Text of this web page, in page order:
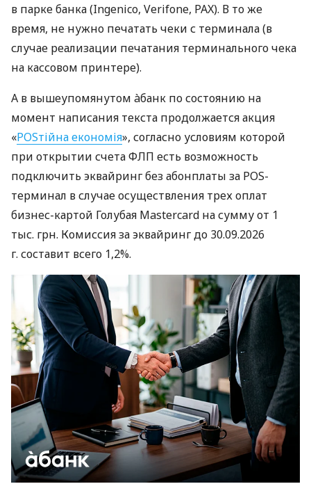
в парке банка (Ingenico, Verifone, PAX). В то же
время, не нужно печатать чеки с терминала (в
случае реализации печатания терминального чека
на кассовом принтере).
А в вышеупомянутом àбанк по состоянию на
момент написания текста продолжается акция
«POSтійна економія», согласно условиям которой
при открытии счета ФЛП есть возможность
подключить эквайринг без абонплаты за POS-
терминал в случае осуществления трех оплат
бизнес-картой Голубая Mastercard на сумму от 1
тыс. грн. Комиссия за эквайринг до 30.09.2026
г. составит всего 1,2%.